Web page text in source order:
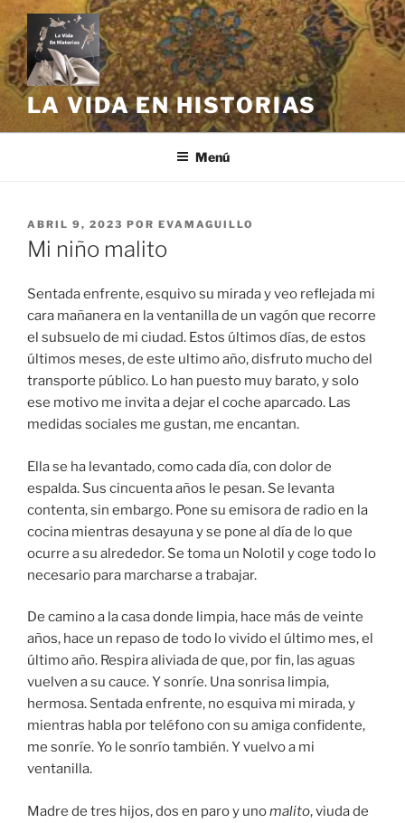
Saltar
al
contenido
LA VIDA EN HISTORIAS
Menú
PUBLICADO
EL
ABRIL 9, 2023 POR EVAMAGUILLO
Mi niño malito
Sentada enfrente, esquivo su mirada y veo reflejada mi
cara mañanera en la ventanilla de un vagón que recorre
el subsuelo de mi ciudad. Estos últimos días, de estos
últimos meses, de este ultimo año, disfruto mucho del
transporte público. Lo han puesto muy barato, y solo
ese motivo me invita a dejar el coche aparcado. Las
medidas sociales me gustan, me encantan.
Ella se ha levantado, como cada día, con dolor de
espalda. Sus cincuenta años le pesan. Se levanta
contenta, sin embargo. Pone su emisora de radio en la
cocina mientras desayuna y se pone al día de lo que
ocurre a su alrededor. Se toma un Nolotil y coge todo lo
necesario para marcharse a trabajar.
De camino a la casa donde limpia, hace más de veinte
años, hace un repaso de todo lo vivido el último mes, el
último año. Respira aliviada de que, por fin, las aguas
vuelven a su cauce. Y sonríe. Una sonrisa limpia,
hermosa. Sentada enfrente, no esquiva mi mirada, y
mientras habla por teléfono con su amiga confidente,
me sonríe. Yo le sonrío también. Y vuelvo a mi
ventanilla.
Madre de tres hijos, dos en paro y unomalito, viuda de